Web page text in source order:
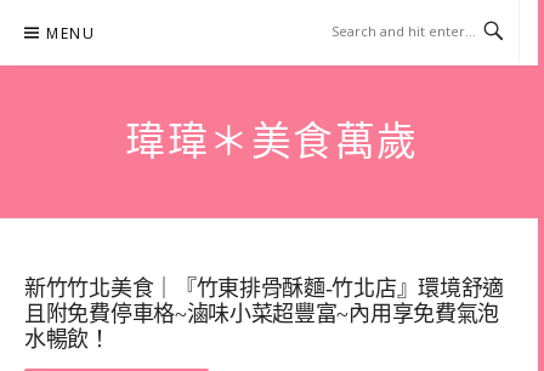
content
MENU
瑋瑋＊美食萬歲
新竹竹北美食｜『竹東排骨酥麵-竹北店』環境舒適
且附免費停車格~滷味小菜超豐富~內用享免費氣泡
水暢飲！